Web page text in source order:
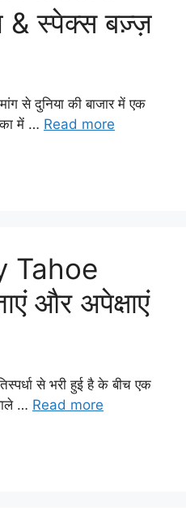
& स्पेक्स बज़्ज़
से दुनिया की बाजार में एक
में … Read more
Tahoe
और अपेक्षाएं
से भरी हुई है के बीच एक
… Read more